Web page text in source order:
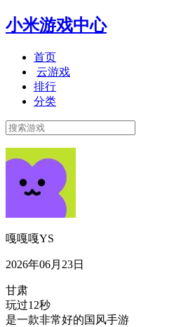
小米游戏中心
首页
云游戏
排行
分类
嘎嘎嘎YS
2026年06月23日
甘肃
玩过12秒
是一款非常好的国风手游